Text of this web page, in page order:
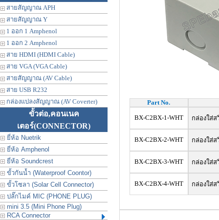
สายสัญญาณ APH
สายสัญญาณ Y
1 ออก 1 Amphenol
1 ออก 2 Amphenol
สาย HDMI (HDMI Cable)
สาย VGA (VGA Cable)
สายสัญญาณ (AV Cable)
สาย USB R232
กล่องแปลงสัญญาณ (AV Coverter)
ขั้วต่อ,คอนเนค
เตอร์(CONNECTOR)
ยี่ห้อ Nuetrik
ยี่ห้อ Amphenol
ยี่ห้อ Soundcrest
ขั้วกันน้ำ (Waterproof Coontor)
ขั้วโซลา (Solar Cell Connector)
ปลั๊กไมค์ MIC (PHONE PLUG)
mini 3.5 (Mini Phone Plug)
RCA Connector
Part No.
BX-C2BX-1-WHT กล่องใส่ส
BX-C2BX-2-WHT กล่องใส่ส
BX-C2BX-3-WHT กล่องใส่ส
BX-C2BX-4-WHT กล่องใส่ส